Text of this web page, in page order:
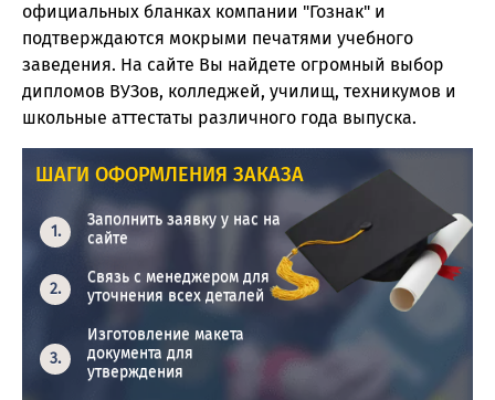
официальных бланках компании "Гознак" и
подтверждаются мокрыми печатями учебного
заведения. На сайте Вы найдете огромный выбор
дипломов ВУЗов, колледжей, училищ, техникумов и
школьные аттестаты различного года выпуска.
ШАГИ ОФОРМЛЕНИЯ ЗАКАЗА
Заполнить заявку у нас на
сайте
Связь с менеджером для
уточнения всех деталей
Изготовление макета
документа для
утверждения